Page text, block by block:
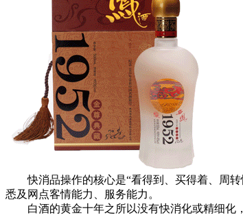
快消品操作的核心是“看得到、买得着、周转
悉及网点客情能力、服务能力。
白酒的黄金十年之所以没有快消化或精细化，